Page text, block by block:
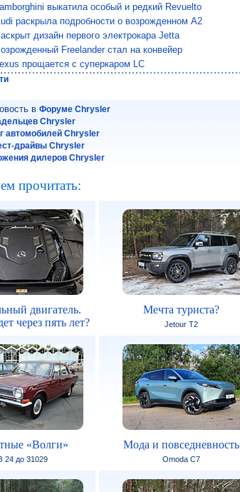
Lamborghini выкатила особый и редкий Revuelto
раскрыла подробности о возрожденном A2
дизайн первого электрокара Jetta
Freelander стал на конвейер
Lexus прощается с суперкаром LC
вФоруме Chrysler
Chrysler
автомобилей Chrysler
драйвы Chrysler
дилеров Chrysler
прочитать:
двигатель.
через пять лет?
Мечта туриста?
Jetour T2
«Волги»
24 до 31029
Мода и повседневность
Omoda C7